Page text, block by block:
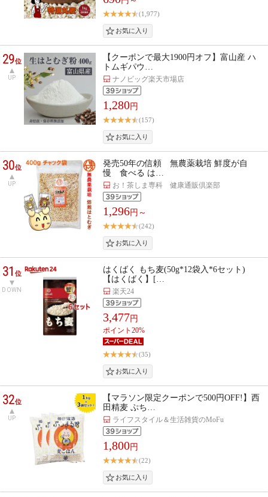
(1,977)
29位
UP
【クーポンで最大1900円オフ】富山産 ハ
トムギパウ…
ナノビッグ楽天市場店
1,280円
(157)
30位
UP
発売50年の信頼 無農薬栽培 鮮度が自
慢 食べる は…
お！茶しま専科 健康通販倶楽部
1,296円～
(242)
31位
DOWN
はくばく もち麦(50g*12袋入*6セット)
【はくばく】[…
楽天24
3,477円
ポイント20%
(35)
32位
UP
【マラソン限定クーポンで500円OFF!】西
田精麦 ぷち…
ライフスタイル＆生活雑貨のMoFu
1,800円
(22)